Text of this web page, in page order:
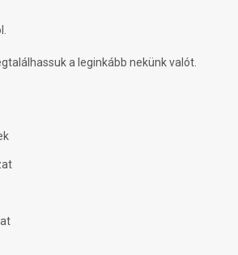
a leginkább nekünk valót.